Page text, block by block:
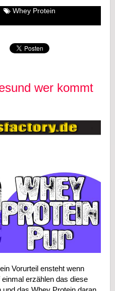
Whey Protein
wer kommt
Vorurteil ensteht wenn
erzählen das diese